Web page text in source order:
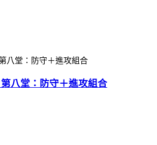
第八堂：防守＋進攻組合